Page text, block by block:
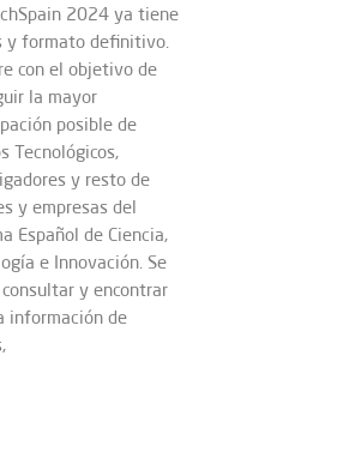
2024 ya tiene
y formato definitivo.
con el objetivo de
la mayor
posible de
Tecnológicos,
y resto de
y empresas del
Español de Ciencia,
e Innovación. Se
y encontrar
información de